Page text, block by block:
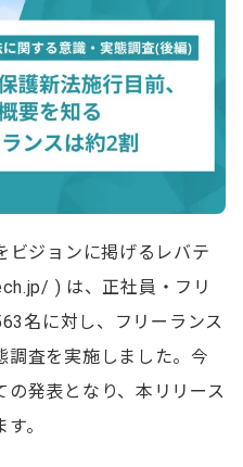
ビジョンに掲げるレバテ
) は、正社員・フリ
名に対し、フリーランス
調査を実施しました。今
の発表となり、本リリース
。